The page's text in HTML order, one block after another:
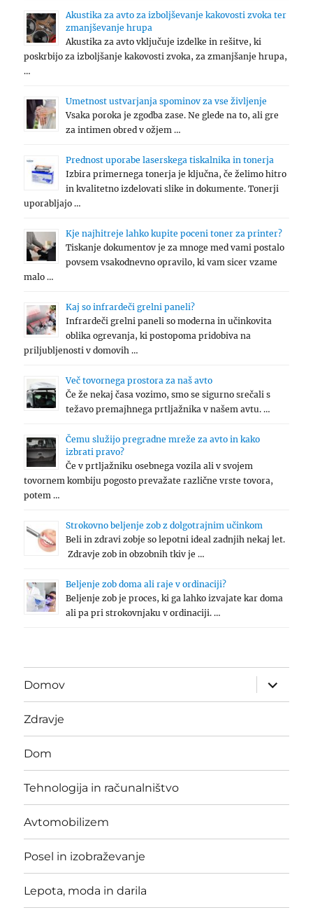
Akustika za avto za izboljševanje kakovosti zvoka ter
zmanjševanje hrupa
Akustika za avto vključuje izdelke in rešitve, ki
poskrbijo za izboljšanje kakovosti zvoka, za zmanjšanje hrupa,
…
Umetnost ustvarjanja spominov za vse življenje
Vsaka poroka je zgodba zase. Ne glede na to, ali gre
za intimen obred v ožjem …
Prednost uporabe laserskega tiskalnika in tonerja
Izbira primernega tonerja je ključna, če želimo hitro
in kvalitetno izdelovati slike in dokumente. Tonerji
uporabljajo …
Kje najhitreje lahko kupite poceni toner za printer?
Tiskanje dokumentov je za mnoge med vami postalo
povsem vsakodnevno opravilo, ki vam sicer vzame
malo …
Kaj so infrardeči grelni paneli?
Infrardeči grelni paneli so moderna in učinkovita
oblika ogrevanja, ki postopoma pridobiva na
priljubljenosti v domovih …
Več tovornega prostora za naš avto
Če že nekaj časa vozimo, smo se sigurno srečali s
težavo premajhnega prtljažnika v našem avtu. …
Čemu služijo pregradne mreže za avto in kako
izbrati pravo?
Če v prtljažniku osebnega vozila ali v svojem
tovornem kombiju pogosto prevažate različne vrste tovora,
potem …
Strokovno beljenje zob z dolgotrajnim učinkom
Beli in zdravi zobje so lepotni ideal zadnjih nekaj let.
Zdravje zob in obzobnih tkiv je …
Beljenje zob doma ali raje v ordinaciji?
Beljenje zob je proces, ki ga lahko izvajate kar doma
ali pa pri strokovnjaku v ordinaciji. …
Domov
expand
child
menu
Zdravje
Dom
Tehnologija in računalništvo
Avtomobilizem
Posel in izobraževanje
Lepota, moda in darila